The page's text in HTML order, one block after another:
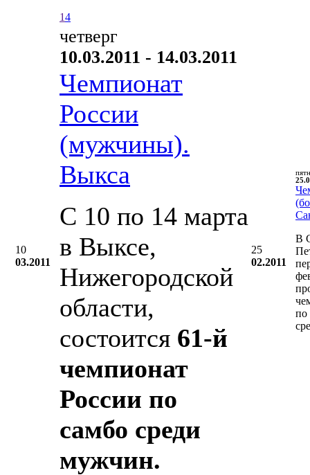
14
10
03.2011
четверг
10.03.2011 - 14.03.2011
Чемпионат
России
(мужчины).
Выкса
С 10 по 14 марта
в Выксе,
Нижегородской
области,
состоится 61-й
чемпионат
России по
самбо среди
мужчин.
25
02.2011
В
по